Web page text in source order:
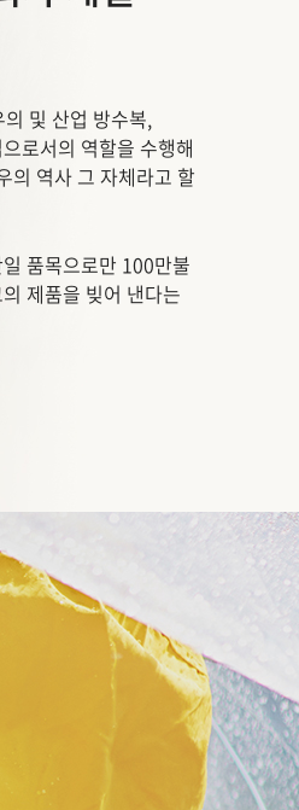
및 산업 방수복,
로서의 역할을 수행해
의 역사 그 자체라고 할
품목으로만 100만불
제품을 빚어 낸다는